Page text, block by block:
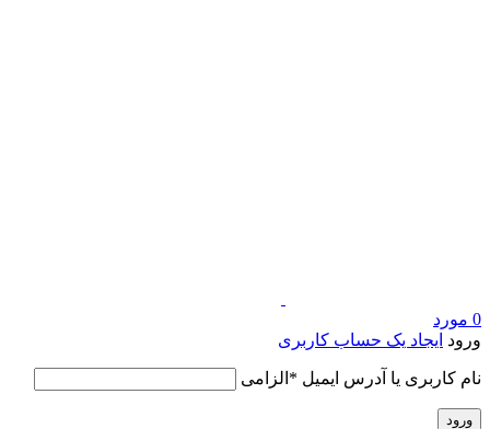
0 مورد
ورود ایجاد یک حساب کاربری
نام کاربری یا آدرس ایمیل * الزامی
ورود